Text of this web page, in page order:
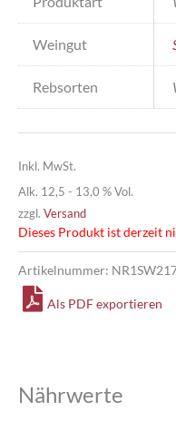
Weingut
Rebsorten
Inkl. MwSt.
Alk. 12,5 - 13,0 % Vol.
zzgl. Versand
Dieses Produkt ist derzeit
Artikelnummer:
Als PDF exportieren
Nährwerte